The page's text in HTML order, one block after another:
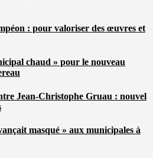
: pour valoriser des œuvres et
chaud » pour le nouveau
Jean-Christophe Gruau : nouvel
masqué » aux municipales à